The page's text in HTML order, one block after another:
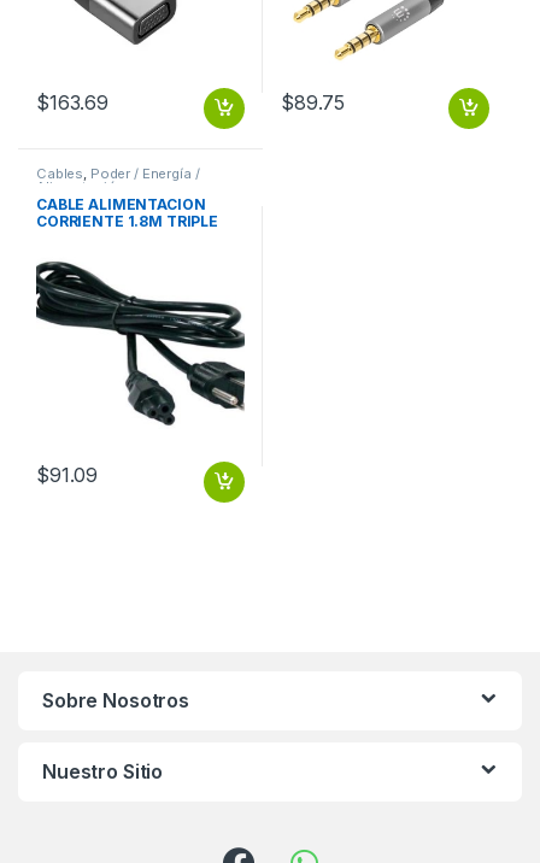
$163.69 $89.75
Cables, Poder / Energía /
Alimentación
CABLE ALIMENTACION
CORRIENTE 1.8M TRIPLE
$91.09
Sobre Nosotros
Nuestro Sitio